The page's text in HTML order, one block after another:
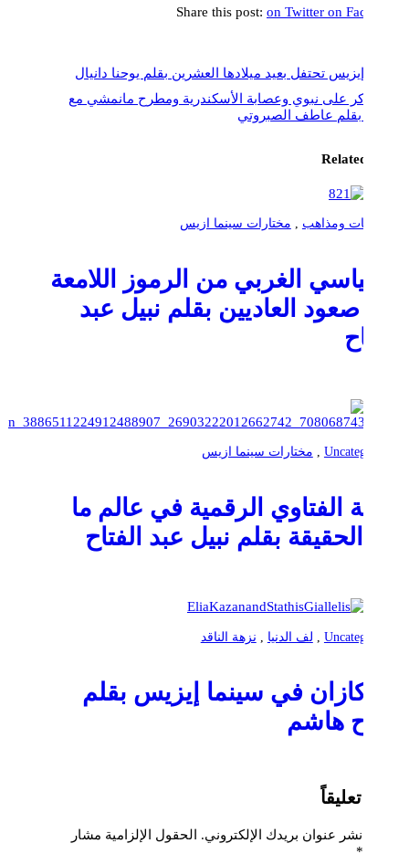
Share this post: on Twitter on Facebook
سينما إيزيس تحتفل بعيد ميلادها العشرين بقلم يوحنا دانيال
إني أتذكر على نبوي وعصابة الأسكندرية ومطرح مانمشي مع
الأحلام بقلم عاطف الصبروتي
Related Posts
شخصيات ومذاهب , مختارات سينما ازيس
السياسي الغربي من الرموز اللامعة
إلى صعود العاديين بقلم نبيل عبد
الفتاح
Uncategorized
, مختارات سينما ازيس
ثقافة الفتاوي الرقمية في عالم ما
بعد الحقيقة بقلم نبيل عبد الفتاح
Uncategorized لف الدنيا نزهة الناقد
إليا كازان في سينما إيزيس بقلم
صلاح هاشم
اترك تعليقاً
لن يتم نشر عنوان بريدك الإلكتروني. الحقول الإلزامية مشار
*